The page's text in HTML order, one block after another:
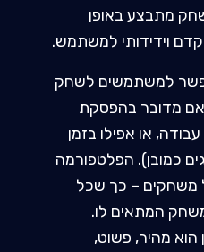
מתבצע באופן
וידידותי למשתמש.
למשתמשים לשחק
אם מדובר בהפסקת
או אפילו בזמן
כמובן). הפלטפורמה
משחקים – כך שכל
המתאים לו.
הוא מהיר, פשוט,